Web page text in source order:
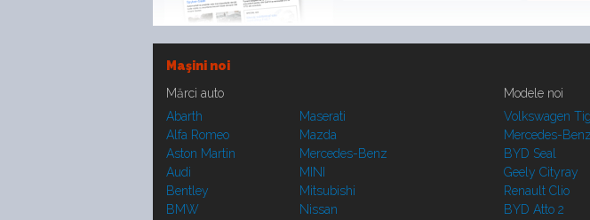
Maşini noi
Mărci auto
Abarth
Alfa Romeo
Aston Martin
Audi
Bentley
BMW
Maserati
Mazda
Mercedes-Benz
MINI
Mitsubishi
Nissan
Modele noi
Volkswagen
Mercedes-
BYD Seal
Geely Cityray
Renault Clio
BYD Atto 2